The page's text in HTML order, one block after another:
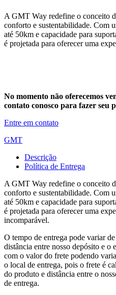
A GMT Way redefine o conceito
conforto e sustentabilidade. Com
até 50km e capacidade para
é projetada para oferecer uma
No momento não oferecemos
contato conosco para fazer seu
Entre em contato
GMT
Descrição
Política de Entrega
A GMT Way redefine o conceito
conforto e sustentabilidade. Com
até 50km e capacidade para
é projetada para oferecer uma
incomparável.
O tempo de entrega pode variar
distância entre nosso depósito e o
com o valor do frete podendo
o local de entrega, pois o frete é
do produto e distância entre o
de entrega.